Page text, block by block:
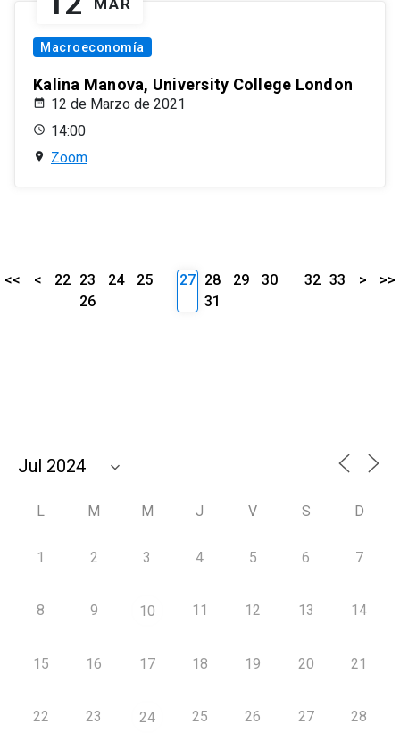
MAR
Macroeconomía
Kalina Manova, University College London
12 de Marzo de 2021
14:00
Zoom
<< < 22 23 24
25
26
27 28 29
30
31
32 33 > >>
L M M J V S D
1 2 3 4 5 6 7
8 9 10 11 12 13 14
15 16 17 18 19 20 21
22 23 24 25 26 27 28